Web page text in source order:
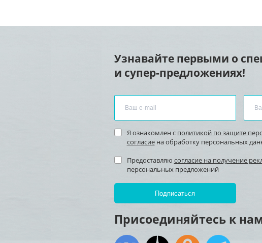
Узнавайте первыми о
и супер-предложениях!
Я ознакомлен с политикой по защите
согласиена обработку персональных
Предоставляю согласие на получение
персональных предложений
Присоединяйтесь к